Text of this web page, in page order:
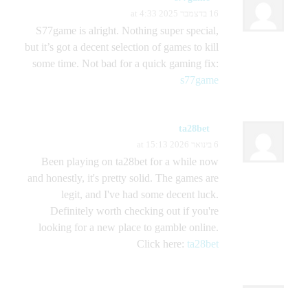
16 בדצמבר 2025 at 4:33
S77game is alright. Nothing super special,
but it’s got a decent selection of games to kill
some time. Not bad for a quick gaming fix:
s77game
ta28bet
6 בינואר 2026 at 15:13
Been playing on ta28bet for a while now
and honestly, it's pretty solid. The games are
legit, and I've had some decent luck.
Definitely worth checking out if you're
looking for a new place to gamble online.
Click here: ta28bet